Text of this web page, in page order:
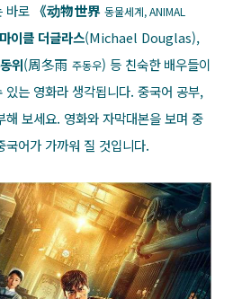
바로 《动物世界 동물세계, ANIMAL
마이클 더글라스(Michael Douglas),
위(周冬雨 주동우) 등 친숙한 배우들이
는 영화라 생각됩니다. 중국어 공부,
해 보세요. 영화와 자막대본을 보며 중
어가 가까워 질 것입니다.